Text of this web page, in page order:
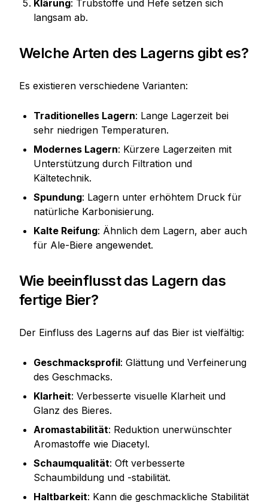
Klärung: Trubstoffe und Hefe setzen sich
langsam ab.
Welche Arten des Lagerns gibt es?
Es existieren verschiedene Varianten:
Traditionelles Lagern: Lange Lagerzeit bei
sehr niedrigen Temperaturen.
Modernes Lagern: Kürzere Lagerzeiten mit
Unterstützung durch Filtration und
Kältetechnik.
Spundung: Lagern unter erhöhtem Druck für
natürliche Karbonisierung.
Kalte Reifung: Ähnlich dem Lagern, aber auch
für Ale-Biere angewendet.
Wie beeinflusst das Lagern das
fertige Bier?
Der Einfluss des Lagerns auf das Bier ist vielfältig:
Geschmacksprofil: Glättung und Verfeinerung
des Geschmacks.
Klarheit: Verbesserte visuelle Klarheit und
Glanz des Bieres.
Aromastabilität: Reduktion unerwünschter
Aromastoffe wie Diacetyl.
Schaumqualität: Oft verbesserte
Schaumbildung und -stabilität.
Haltbarkeit: Kann die geschmackliche Stabilität